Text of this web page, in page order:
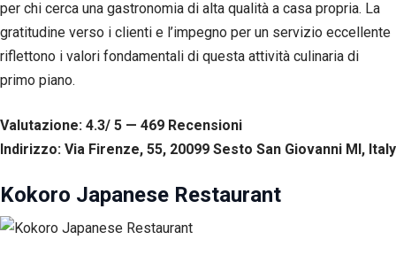
per chi cerca una gastronomia di alta qualità a casa propria. La
gratitudine verso i clienti e l’impegno per un servizio eccellente
riflettono i valori fondamentali di questa attività culinaria di
primo piano.
Valutazione: 4.3/ 5 — 469 Recensioni
Indirizzo: Via Firenze, 55, 20099 Sesto San Giovanni MI, Italy
Kokoro Japanese Restaurant